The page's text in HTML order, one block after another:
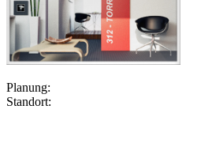
Planung:
Standort: